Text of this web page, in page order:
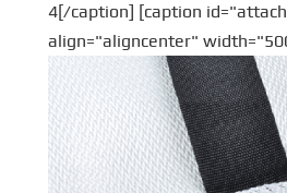
4[/caption] [caption
align="aligncenter"